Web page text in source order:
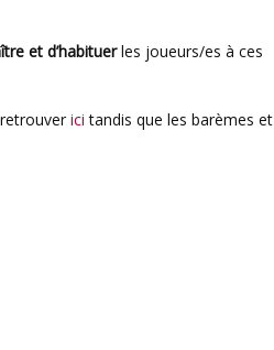
et d’habituerles joueurs/es à ces
ici tandis que les barèmes et